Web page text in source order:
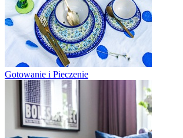
Gotowanie i Pieczenie